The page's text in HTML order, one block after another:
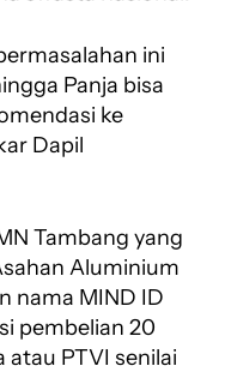
ini
Panja bisa
ke
Dapil
Tambang yang
Aluminium
nama MIND ID
pembelian 20
atau PTVI senilai